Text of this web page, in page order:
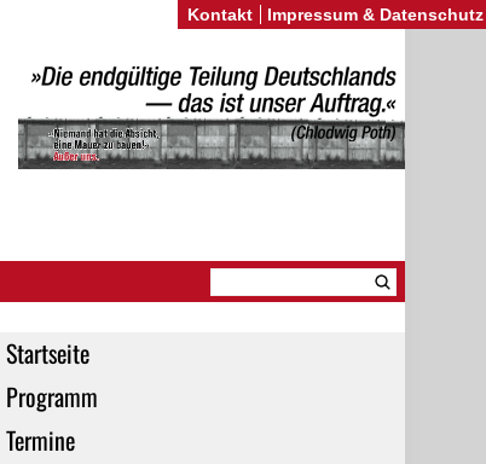
Startseite
Programm
Termine
Kontakt Impressum & Datenschutz